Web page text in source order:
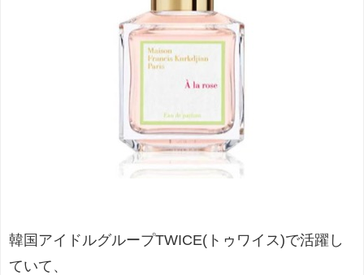
韓国アイドルグループTWICE(トゥワイス)で活躍し
ていて、